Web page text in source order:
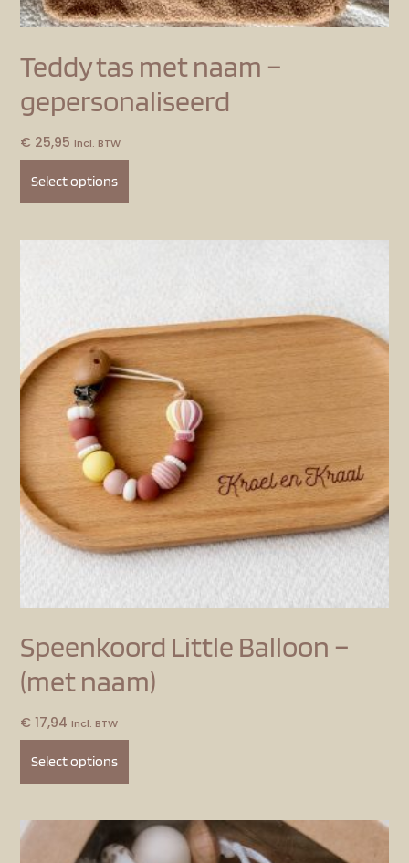
Teddy tas met naam –
gepersonaliseerd
€ 25,95 Incl. BTW
Select options
Speenkoord Little Balloon –
(met naam)
€ 17,94 Incl. BTW
Select options